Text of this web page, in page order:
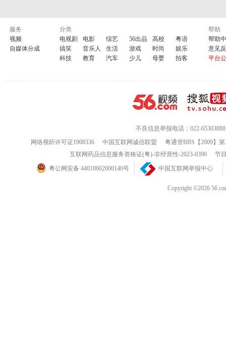
服务
视频
自媒体分成
分类
电视剧
电影 综艺 56出品 高校
粤语
搞笑
音乐人 生活 游戏 时尚
娱乐
科技
教育 汽车 少儿 母婴 拍客
帮助
帮助
意见
平台
不良信息举报电话：022-65303888
网络视听许可证1908336
中国互联网诚信联盟
粤通管BBS【2009】
互联网药品信息服务资格证(粤)-非经营性-2023-0390
节
粤公网安备 44010602000140号
中国互联网举报中心
Copyright ©2026